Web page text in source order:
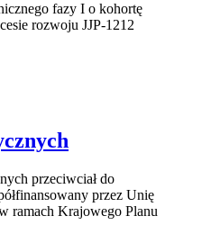
fazy I o kohortę
rozwoju JJP-1212
przeciwciał do
przez Unię
ramach Krajowego Planu